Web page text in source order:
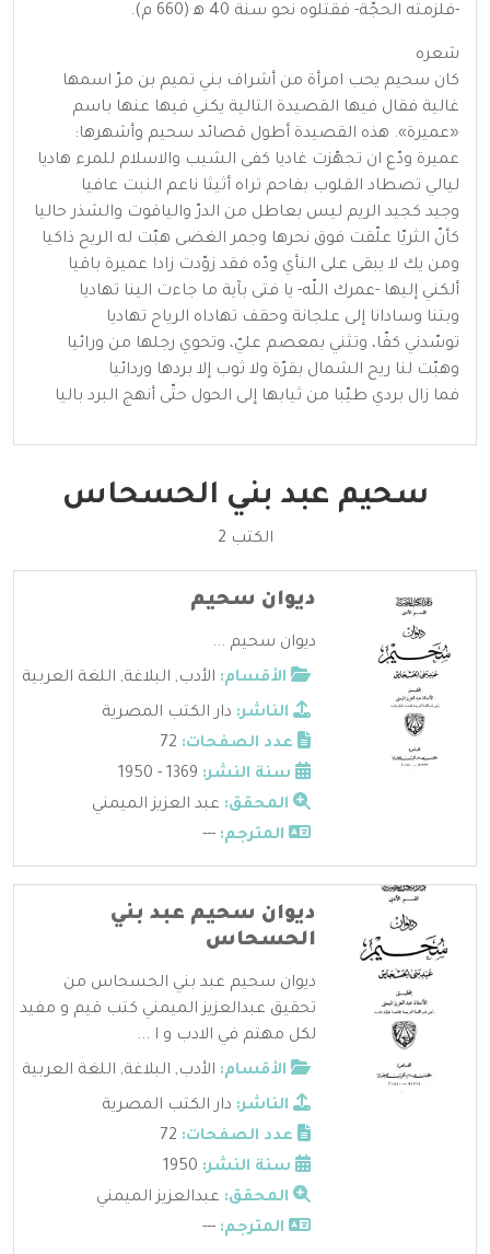
-فلزمته الحجّة- فقتلوه نحو سنة 40 ه‍ (660 م).
شعره
كان سحيم يحب امرأة من أشراف بني تميم بن مرّ اسمها
غالية فقال فيها القصيدة التالية يكني فيها عنها باسم
«عميرة». هذه القصيدة أطول قصائد سحيم وأشهرها:
عميرة ودّع ان تجهّزت غاديا كفى الشيب والاسلام للمرء هاديا
ليالي تصطاد القلوب بفاحم تراه أثيثا ناعم النبت عافيا
وجيد كجيد الريم ليس بعاطل من الدرّ والياقوت والشذر حاليا
كأنّ الثريّا علّقت فوق نحرها وجمر الغضى هبّت له الريح ذاكيا
ومن يك لا يبقى على النأي ودّه فقد زوّدت زادا عميرة باقيا
ألكني إليها -عمرك اللّه- يا فتى بآية ما جاءت الينا تهاديا
وبتنا وسادانا إلى علجانة وحقف تهاداه الرياح تهاديا
توسّدني كفّا، وتثني بمعصم عليّ، وتحوي رجلها من ورائيا
وهبّت لنا ريح الشمال بقرّة ولا ثوب إلا بردها وردائيا
فما زال بردي طيّبا من ثيابها إلى الحول حتّى أنهج البرد باليا
سحيم عبد بني الحسحاس
الكتب 2
ديوان سحيم
ديوان سحيم ...
الأقسام: الأدب, البلاغة, اللغة العربية
الناشر: دار الكتب المصرية
عدد الصفحات:
سنة النشر:
المحقق: عبد العزيز الميمني
المترجم: ---
ديوان سحيم عبد بني
الحسحاس
ديوان سحيم عبد بني الحسحاس من
تحقيق عبدالعزيز الميمني كتب قيم و مفيد
لكل مهتم في الادب و ا ...
الأقسام: الأدب, البلاغة, اللغة العربية
الناشر: دار الكتب المصرية
عدد الصفحات:
سنة النشر:
المحقق: عبدالعزيز الميمني
المترجم: ---